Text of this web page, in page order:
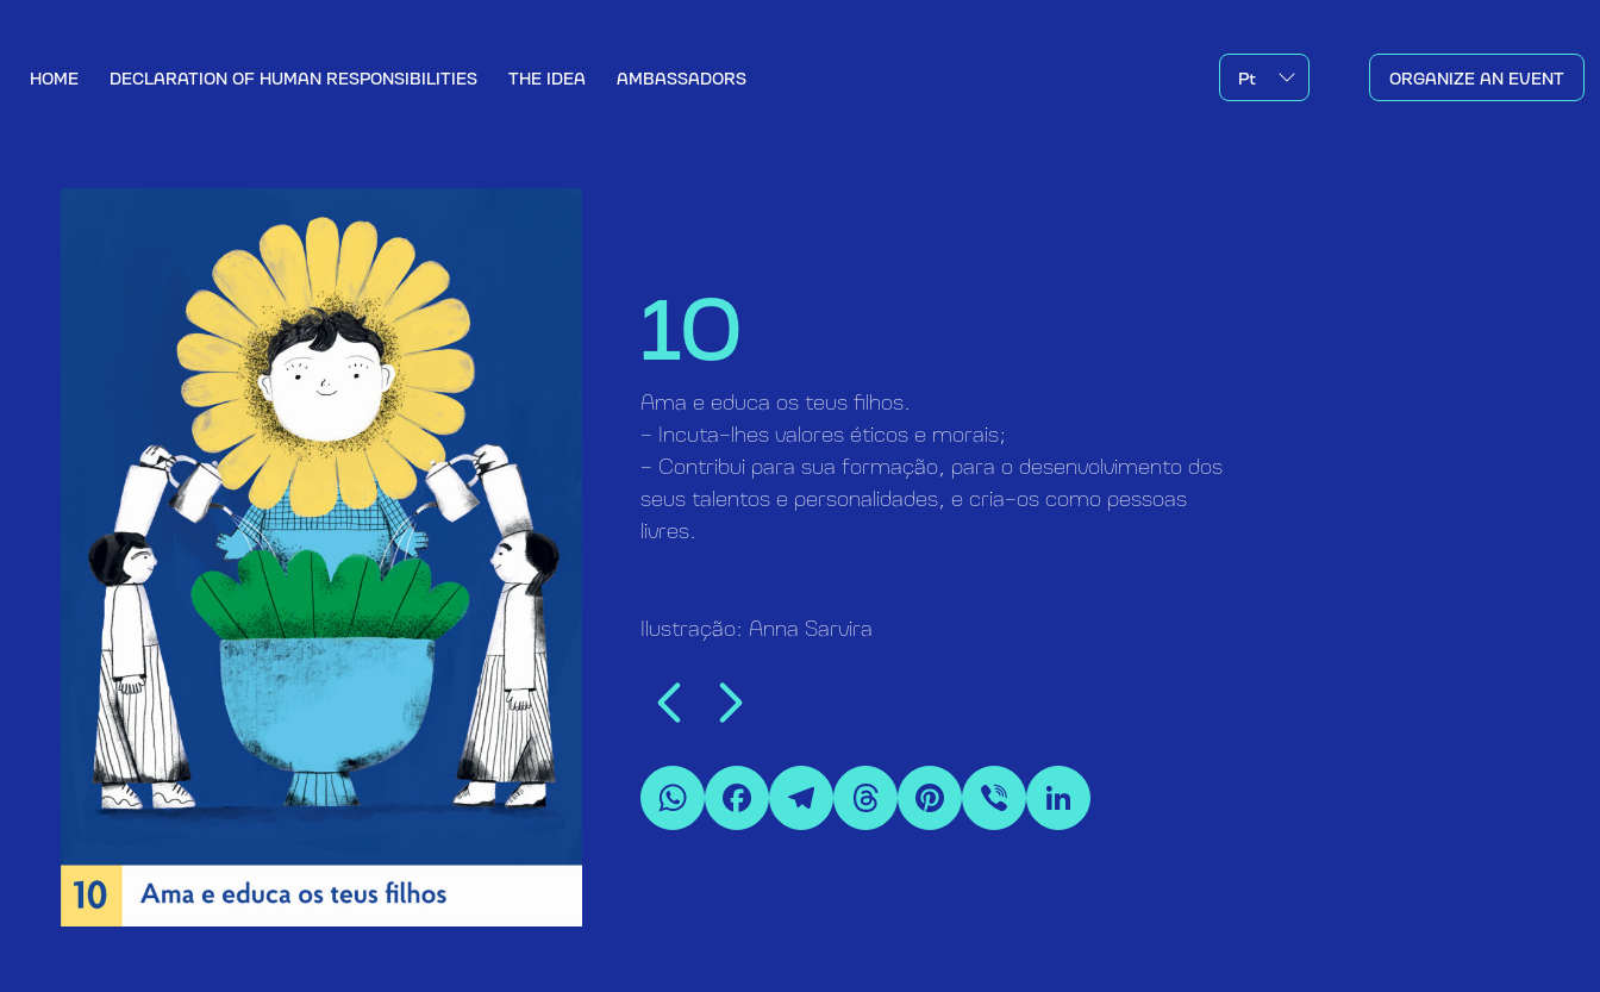
HOME DECLARATION OF HUMAN RESPONSIBILITIES THE IDEA AMBASSADORS ORGANIZE AN EVENT
10
Ama e educa os teus filhos.
– Incuta-lhes valores éticos e morais;
– Contribui para sua formação, para o desenvolvimento dos
seus talentos e personalidades, e cria-os como pessoas
livres.
Ilustração: Anna Sarvira